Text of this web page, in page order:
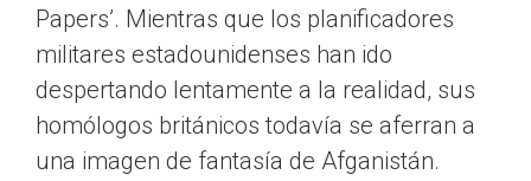
Papers’. Mientras que los planificadores
militares estadounidenses han ido
despertando lentamente a la realidad, sus
homólogos británicos todavía se aferran a
una imagen de fantasía de Afganistán.